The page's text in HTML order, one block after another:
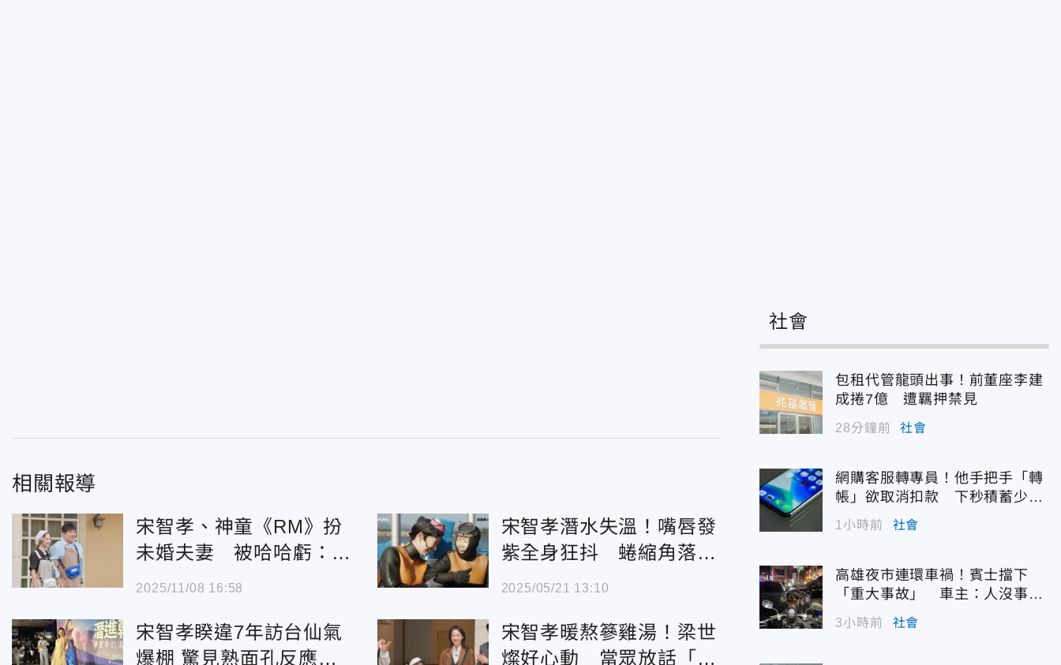
相關報導
宋智孝、神童《RM》扮
未婚夫妻 被哈哈虧：還
沒離婚？
2025/11/08 16:58
宋智孝潛水失溫！嘴唇發
紫全身狂抖 蜷縮角落中
止拍攝
2025/05/21 13:10
宋智孝睽違7年訪台仙氣
爆棚 驚見熟面孔反應超
宋智孝暖熬篸雞湯！梁世
燦好心動 當眾放話「我
社會
包租代管龍頭出事！前董座李建
成捲7億 遭羈押禁見
28分鐘前 社會
網購客服轉專員！他手把手「轉
帳」欲取消扣款 下秒積蓄少一
半
1小時前 社會
高雄夜市連環車禍！賓士擋下
「重大事故」 車主：人沒事最
重要
3小時前 社會